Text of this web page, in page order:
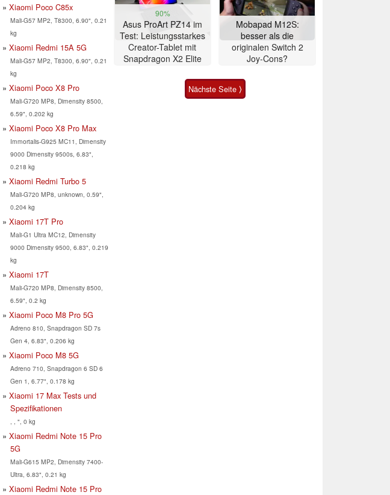
Xiaomi Poco C85x
Mali-G57 MP2, T8300, 6.90", 0.21
kg
Xiaomi Redmi 15A 5G
Mali-G57 MP2, T8300, 6.90", 0.21
kg
Xiaomi Poco X8 Pro
Mali-G720 MP8, Dimensity 8500,
6.59", 0.202 kg
Xiaomi Poco X8 Pro Max
Immortalis-G925 MC11, Dimensity
9000 Dimensity 9500s, 6.83",
0.218 kg
Xiaomi Redmi Turbo 5
Mali-G720 MP8, unknown, 0.59",
0.204 kg
Xiaomi 17T Pro
Mali-G1 Ultra MC12, Dimensity
9000 Dimensity 9500, 6.83", 0.219
kg
Xiaomi 17T
Mali-G720 MP8, Dimensity 8500,
6.59", 0.2 kg
Xiaomi Poco M8 Pro 5G
Adreno 810, Snapdragon SD 7s
Gen 4, 6.83", 0.206 kg
Xiaomi Poco M8 5G
Adreno 710, Snapdragon 6 SD 6
Gen 1, 6.77", 0.178 kg
Xiaomi 17 Max Tests und
Spezifikationen
, , ", 0 kg
Xiaomi Redmi Note 15 Pro
5G
Mali-G615 MP2, Dimensity 7400-
Ultra, 6.83", 0.21 kg
Xiaomi Redmi Note 15 Pro
90%
Asus ProArt PZ14 im
Test: Leistungsstarkes
Creator-Tablet mit
Snapdragon X2 Elite
Mobapad M12S:
besser als die
originalen Switch 2
Joy-Cons?
Nächste Seite ⟩